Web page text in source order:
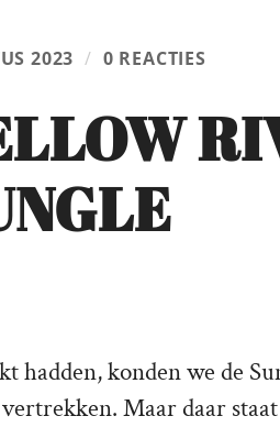
2023 / 0 REACTIES
hadden, konden we de
Maar daar